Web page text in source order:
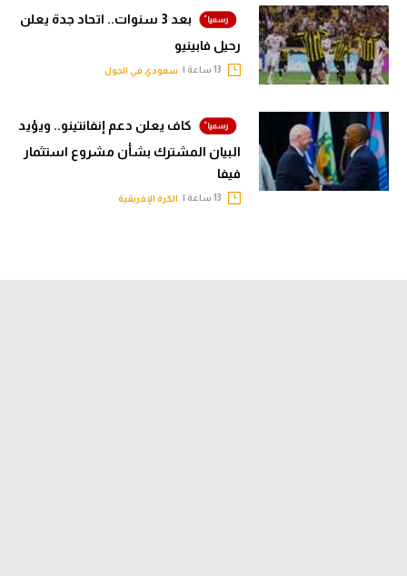
بعد 3 سنوات.. اتحاد جدة يعلن
رحيل فابينيو
سعودي في الجول
كاف يعلن دعم إنفانتينو.. ويؤيد
البيان المشترك بشأن مشروع استثمار
فيفا
الكرة الإفريقية